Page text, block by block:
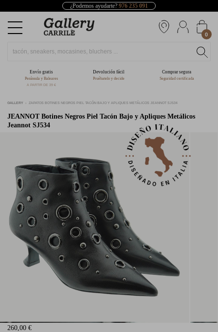
¿Podemos ayudarte? 976 235 091
0
Envío gratis
Península y Baleares
A PARTIR DE 39 €
Devolución fácil
Pruébatelo y decide
Comprar segura
Seguridad certificada
GALLERY ZAPATOS BOTINES NEGROS PIEL TACÓN BAJO Y APLIQUES METÁLICOS JEANNOT SJ534
JEANNOT Botines Negros Piel Tacón Bajo y Apliques Metálicos
Jeannot SJ534
260,00 €